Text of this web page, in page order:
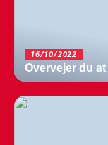
16/10/2022
Overvejer du